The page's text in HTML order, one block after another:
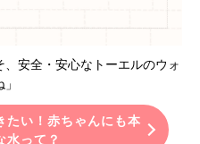
、安全・安心なトーエルのウォ
たい！赤ちゃんにも本
水って？